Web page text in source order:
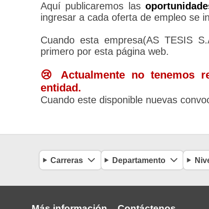
Aquí publicaremos las
ingresar a cada oferta de empleo se
Cuando esta empresa(AS TESIS
primero por esta página web.
😢 Actualmente no tenemos
entidad.
Cuando este disponible nuevas
Carreras Departamento